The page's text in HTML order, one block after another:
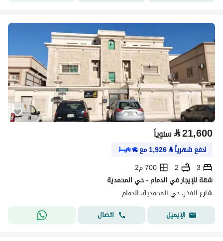
⃁21,600 سنوياً
ادفع شهرياً⃁
1,926مع
3
2
700 م2
شقة للإيجار في الدمام - حي المحمدية
شارع الفخر، حي المحمدية، الدمام
الإيميل
اتصال